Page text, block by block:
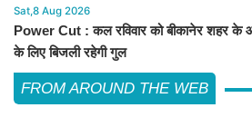
Sat,8 Aug 2026
Power Cut : कल रविवार को बीकानेर शहर के
के लिए बिजली रहेगी गुल
FROM AROUND THE WEB